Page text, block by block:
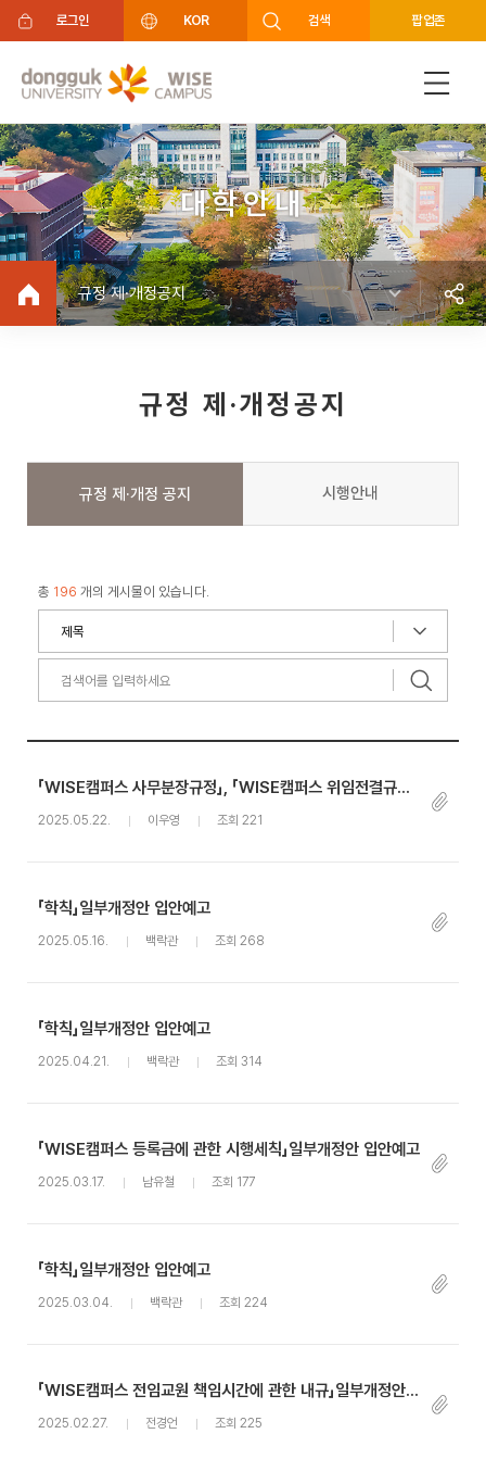
주메뉴 바로가기
푸터 바로가기
로그인 KOR 검색 팝업존
대학안내
규정 제·개정공지
규정 제·개정공지
규정 제·개정 공지 시행안내
총 196 개의 게시물이 있습니다.
「WISE캠퍼스 사무분장규정」, 「WISE캠퍼스 위임전결규정」 일부개정안 입안 예고
2025.05.22. 이우영 조회 221
「학칙」일부개정안 입안예고
2025.05.16. 백락관 조회 268
「학칙」일부개정안 입안예고
2025.04.21. 백락관 조회 314
「WISE캠퍼스 등록금에 관한 시행세칙」일부개정안 입안예고
2025.03.17. 남유철 조회 177
「학칙」일부개정안 입안예고
2025.03.04. 백락관 조회 224
「WISE캠퍼스 전임교원 책임시간에 관한 내규」일부개정안 입안예고
2025.02.27. 전경언 조회 225